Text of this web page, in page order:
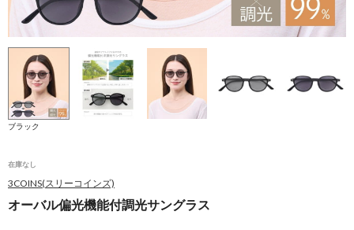
ブラック
在庫なし
3COINS(スリーコインズ)
オーバル偏光機能付調光サングラス